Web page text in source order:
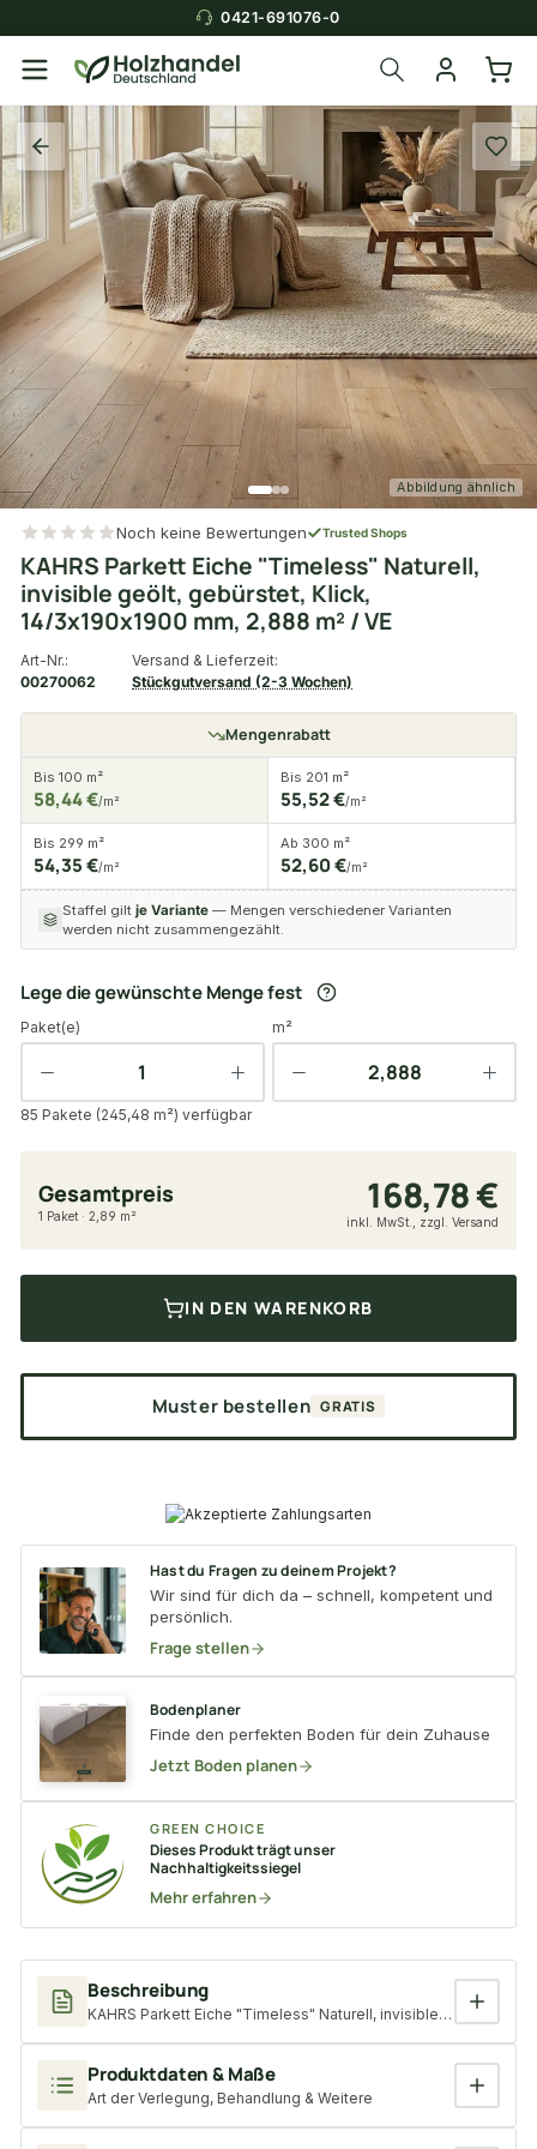
0421-691076-0
Abbildung ähnlich
Beschreibung
KAHRS Parkett Eiche "Timeless" Naturell, invisible geölt,
Produktdaten & Maße
Art der Verlegung, Behandlung & Weitere
Noch keine Bewertungen Trusted Shops
KAHRS Parkett Eiche "Timeless" Naturell,
invisible geölt, gebürstet, Klick,
14/3x190x1900 mm, 2,888 m² / VE
Art-Nr.:
00270062
Versand & Lieferzeit:
Stückgutversand (2-3 Wochen)
Mengenrabatt
Bis 100 m²
58,44 €/m²
Bis 201 m²
55,52 €/m²
Bis 299 m²
54,35 €/m²
Ab 300 m²
52,60 €/m²
Staffel gilt je Variante — Mengen verschiedener Varianten
werden nicht zusammengezählt.
Lege die gewünschte Menge fest
Paket(e) m²
85 Pakete (245,48 m²) verfügbar
Gesamtpreis 168,78 €
1 Paket · 2,89 m² inkl. MwSt., zzgl. Versand
IN DEN WARENKORB
Muster bestellen GRATIS
Hast du Fragen zu deinem Projekt?
Wir sind für dich da – schnell, kompetent und
persönlich.
Frage stellen
Bodenplaner
Finde den perfekten Boden für dein Zuhause
Jetzt Boden planen
GREEN CHOICE
Dieses Produkt trägt unser
Nachhaltigkeitssiegel
Mehr erfahren